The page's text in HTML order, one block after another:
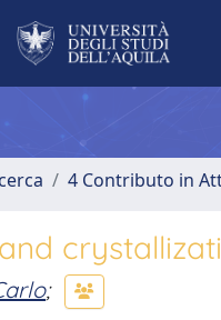
4 Contributo in
;